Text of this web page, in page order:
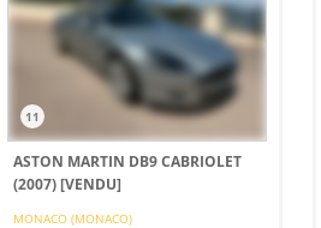
11
ASTON MARTIN DB9 CABRIOLET
(2007)[VENDU]
MONACO (MONACO)